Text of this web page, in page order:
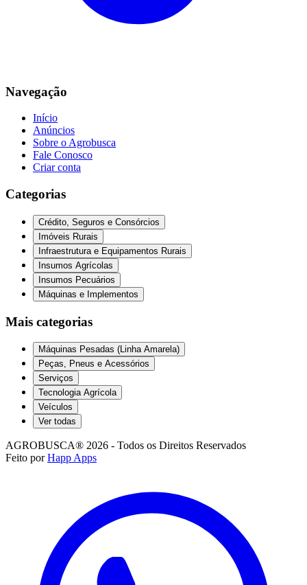
Navegação
Início
Anúncios
Sobre o Agrobusca
Fale Conosco
Criar conta
Categorias
Crédito, Seguros e Consórcios
Imóveis Rurais
Infraestrutura e Equipamentos Rurais
Insumos Agrícolas
Insumos Pecuários
Máquinas e Implementos
Mais categorias
Máquinas Pesadas (Linha Amarela)
Peças, Pneus e Acessórios
Serviços
Tecnologia Agrícola
Veículos
Ver todas
AGROBUSCA® 2026 - Todos os Direitos Reservados
Feito por Happ Apps